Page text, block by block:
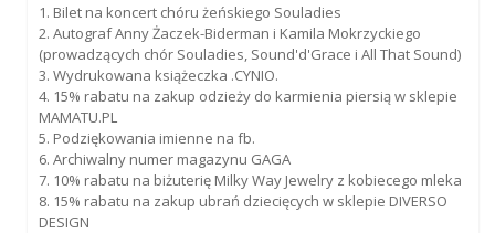
1. Bilet na koncert chóru żeńskiego Souladies
2. Autograf Anny Żaczek-Biderman i Kamila Mokrzyckiego
(prowadzących chór Souladies, Sound'd'Grace i All That Sound)
3. Wydrukowana książeczka .CYNIO.
4. 15% rabatu na zakup odzieży do karmienia piersią w sklepie
MAMATU.PL
5. Podziękowania imienne na fb.
6. Archiwalny numer magazynu GAGA
7. 10% rabatu na biżuterię Milky Way Jewelry z kobiecego mleka
8. 15% rabatu na zakup ubrań dziecięcych w sklepie DIVERSO
DESIGN